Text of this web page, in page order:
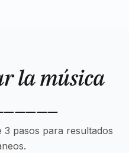
la música
pasos para resultados